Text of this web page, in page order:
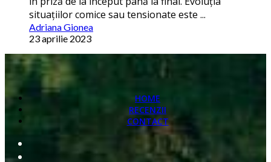
situaţiilor comice sau tensionate este ...
Adriana Gionea
23 aprilie 2023
HOME
RECENZII
CONTACT